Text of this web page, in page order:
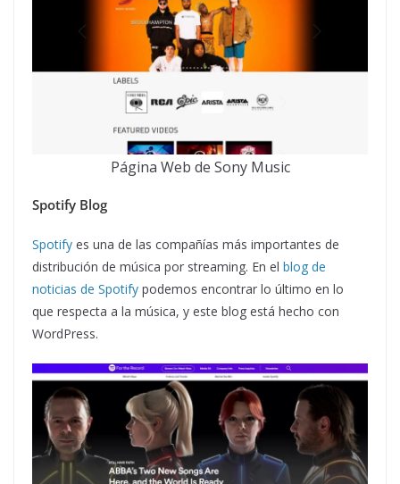
Página Web de Sony Music
Spotify Blog
Spotify es una de las compañías más importantes de
distribución de música por streaming. En el blog de
noticias de Spotify podemos encontrar lo último en lo
que respecta a la música, y este blog está hecho con
WordPress.